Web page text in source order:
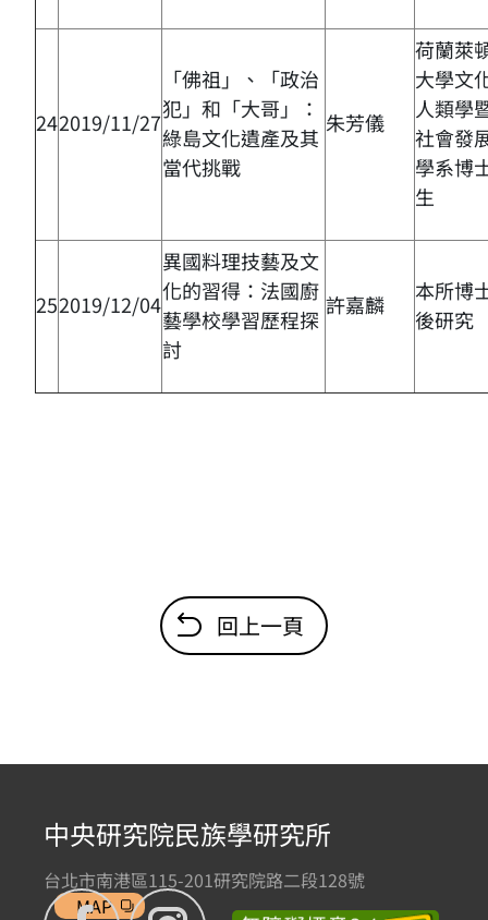
242019/11/27
「佛祖」、「政治
犯」和「大哥」：
綠島文化遺產及其
當代挑戰
朱芳儀
荷蘭萊
大學文
人類學
社會發
學系博
生
252019/12/04
異國料理技藝及文
化的習得：法國廚
藝學校學習歷程探
討
許嘉麟
本所博
後研究
回上一頁
中央研究院民族學研究所
台北市南港區115-201研究院路二段128號
MAP